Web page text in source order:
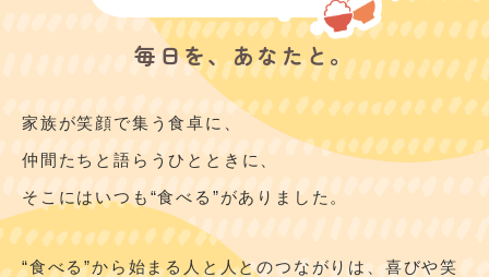
毎日を、あなたと。
家族が笑顔で集う食卓に、
仲間たちと語らうひとときに、
そこにはいつも“食べる”がありました。
“食べる”から始まる人と人とのつながりは、喜びや笑